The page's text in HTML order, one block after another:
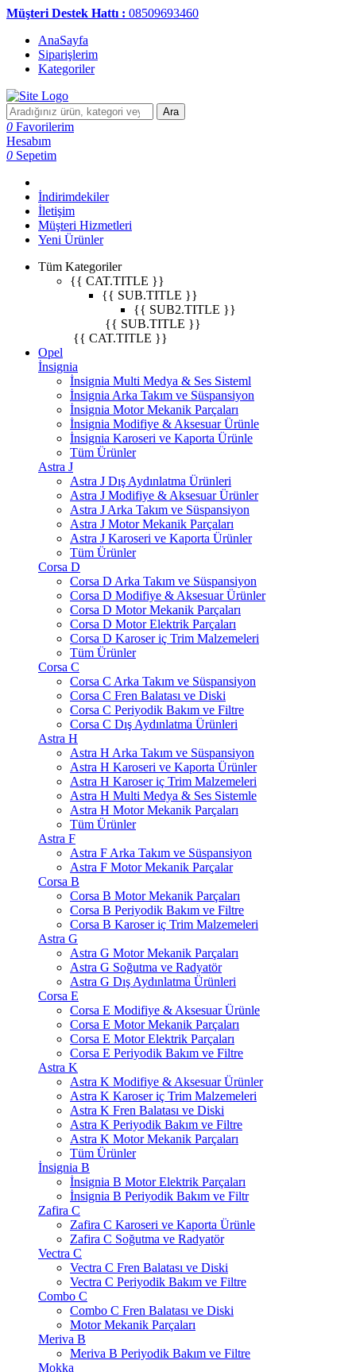
Müşteri Destek Hattı : 08509693460
AnaSayfa
Siparişlerim
Kategoriler
Ara
0 Favorilerim
Hesabım
0 Sepetim
İndirimdekiler
İletişim
Müşteri Hizmetleri
Yeni Ürünler
Tüm Kategoriler
{{ CAT.TITLE }}
{{ SUB.TITLE }}
{{ SUB2.TITLE }}
{{ SUB.TITLE }}
{{ CAT.TITLE }}
Opel
İnsignia
İnsignia Multi Medya & Ses Sisteml
İnsignia Arka Takım ve Süspansiyon
İnsignia Motor Mekanik Parçaları
İnsignia Modifiye & Aksesuar Ürünle
İnsignia Karoseri ve Kaporta Ürünle
Tüm Ürünler
Astra J
Astra J Dış Aydınlatma Ürünleri
Astra J Modifiye & Aksesuar Ürünler
Astra J Arka Takım ve Süspansiyon
Astra J Motor Mekanik Parçaları
Astra J Karoseri ve Kaporta Ürünler
Tüm Ürünler
Corsa D
Corsa D Arka Takım ve Süspansiyon
Corsa D Modifiye & Aksesuar Ürünler
Corsa D Motor Mekanik Parçaları
Corsa D Motor Elektrik Parçaları
Corsa D Karoser iç Trim Malzemeleri
Tüm Ürünler
Corsa C
Corsa C Arka Takım ve Süspansiyon
Corsa C Fren Balatası ve Diski
Corsa C Periyodik Bakım ve Filtre
Corsa C Dış Aydınlatma Ürünleri
Astra H
Astra H Arka Takım ve Süspansiyon
Astra H Karoseri ve Kaporta Ürünler
Astra H Karoser iç Trim Malzemeleri
Astra H Multi Medya & Ses Sistemle
Astra H Motor Mekanik Parçaları
Tüm Ürünler
Astra F
Astra F Arka Takım ve Süspansiyon
Astra F Motor Mekanik Parçalar
Corsa B
Corsa B Motor Mekanik Parçaları
Corsa B Periyodik Bakım ve Filtre
Corsa B Karoser iç Trim Malzemeleri
Astra G
Astra G Motor Mekanik Parçaları
Astra G Soğutma ve Radyatör
Astra G Dış Aydınlatma Ürünleri
Corsa E
Corsa E Modifiye & Aksesuar Ürünle
Corsa E Motor Mekanik Parçaları
Corsa E Motor Elektrik Parçaları
Corsa E Periyodik Bakım ve Filtre
Astra K
Astra K Modifiye & Aksesuar Ürünler
Astra K Karoser iç Trim Malzemeleri
Astra K Fren Balatası ve Diski
Astra K Periyodik Bakım ve Filtre
Astra K Motor Mekanik Parçaları
Tüm Ürünler
İnsignia B
İnsignia B Motor Elektrik Parçaları
İnsignia B Periyodik Bakım ve Filtr
Zafira C
Zafira C Karoseri ve Kaporta Ürünle
Zafira C Soğutma ve Radyatör
Vectra C
Vectra C Fren Balatası ve Diski
Vectra C Periyodik Bakım ve Filtre
Combo C
Combo C Fren Balatası ve Diski
Motor Mekanik Parçaları
Meriva B
Meriva B Periyodik Bakım ve Filtre
Mokka